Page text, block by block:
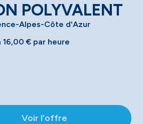
POLYVALENT
Alpes-Côte d'Azur
16,00 € par heure
Voir l’offre